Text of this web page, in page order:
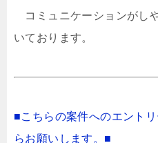
コミュニケーションがし
いております。
■こちらの案件へのエント
らお願いします。■